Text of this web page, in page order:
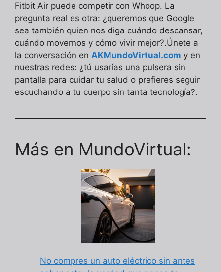
Fitbit Air puede competir con Whoop. La
pregunta real es otra: ¿queremos que Google
sea también quien nos diga cuándo descansar,
cuándo movernos y cómo vivir mejor?.Únete a
la conversación en AKMundoVirtual.com y en
nuestras redes: ¿tú usarías una pulsera sin
pantalla para cuidar tu salud o prefieres seguir
escuchando a tu cuerpo sin tanta tecnología?.
Más en MundoVirtual:
No compres un auto eléctrico sin antes